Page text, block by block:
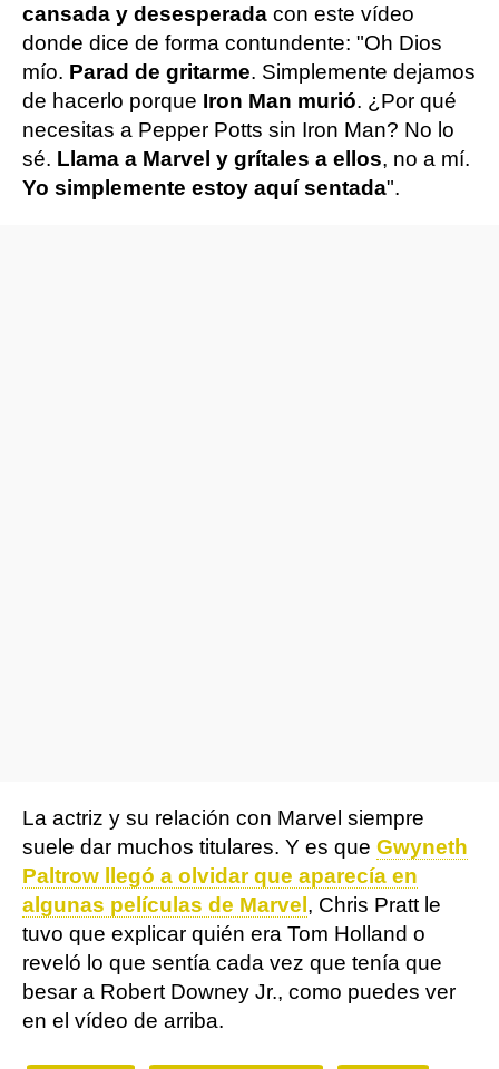
cansada y desesperada con este vídeo
donde dice de forma contundente: "Oh Dios
mío. Parad de gritarme. Simplemente dejamos
de hacerlo porque Iron Man murió. ¿Por qué
necesitas a Pepper Potts sin Iron Man? No lo
sé. Llama a Marvel y grítales a ellos, no a mí.
Yo simplemente estoy aquí sentada".
La actriz y su relación con Marvel siempre
suele dar muchos titulares. Y es que Gwyneth
Paltrow llegó a olvidar que aparecía en
algunas películas de Marvel, Chris Pratt le
tuvo que explicar quién era Tom Holland o
reveló lo que sentía cada vez que tenía que
besar a Robert Downey Jr., como puedes ver
en el vídeo de arriba.